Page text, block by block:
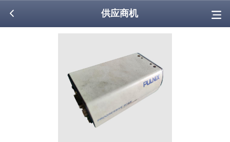
供应商机